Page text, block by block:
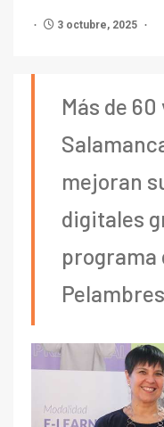
3 octubre, 2025
Más de
mejoran
digitales
programa